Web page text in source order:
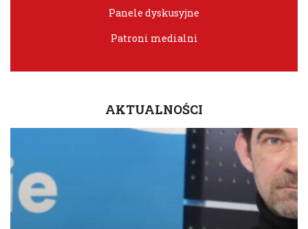
Panele dyskusyjne
Patroni medialni
AKTUALNOŚCI